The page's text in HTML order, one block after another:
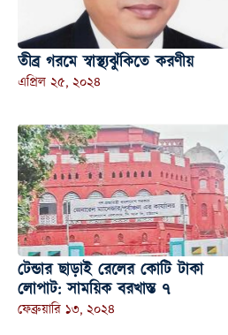
তীব্র গরমে স্বাস্থ্যঝুঁকিতে করণীয়
এপ্রিল ২৫, ২০২৪
টেন্ডার ছাড়াই রেলের কোটি টাকা
লোপাট: সাময়িক বরখাস্ত ৭
ফেব্রুয়ারি ১৩, ২০২৪